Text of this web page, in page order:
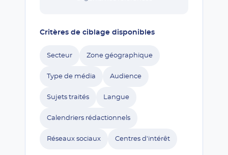
Critères de ciblage disponibles
Secteur Zone géographique
Type de média Audience
Sujets traités Langue
Calendriers rédactionnels
Réseaux sociaux Centres d'intérêt